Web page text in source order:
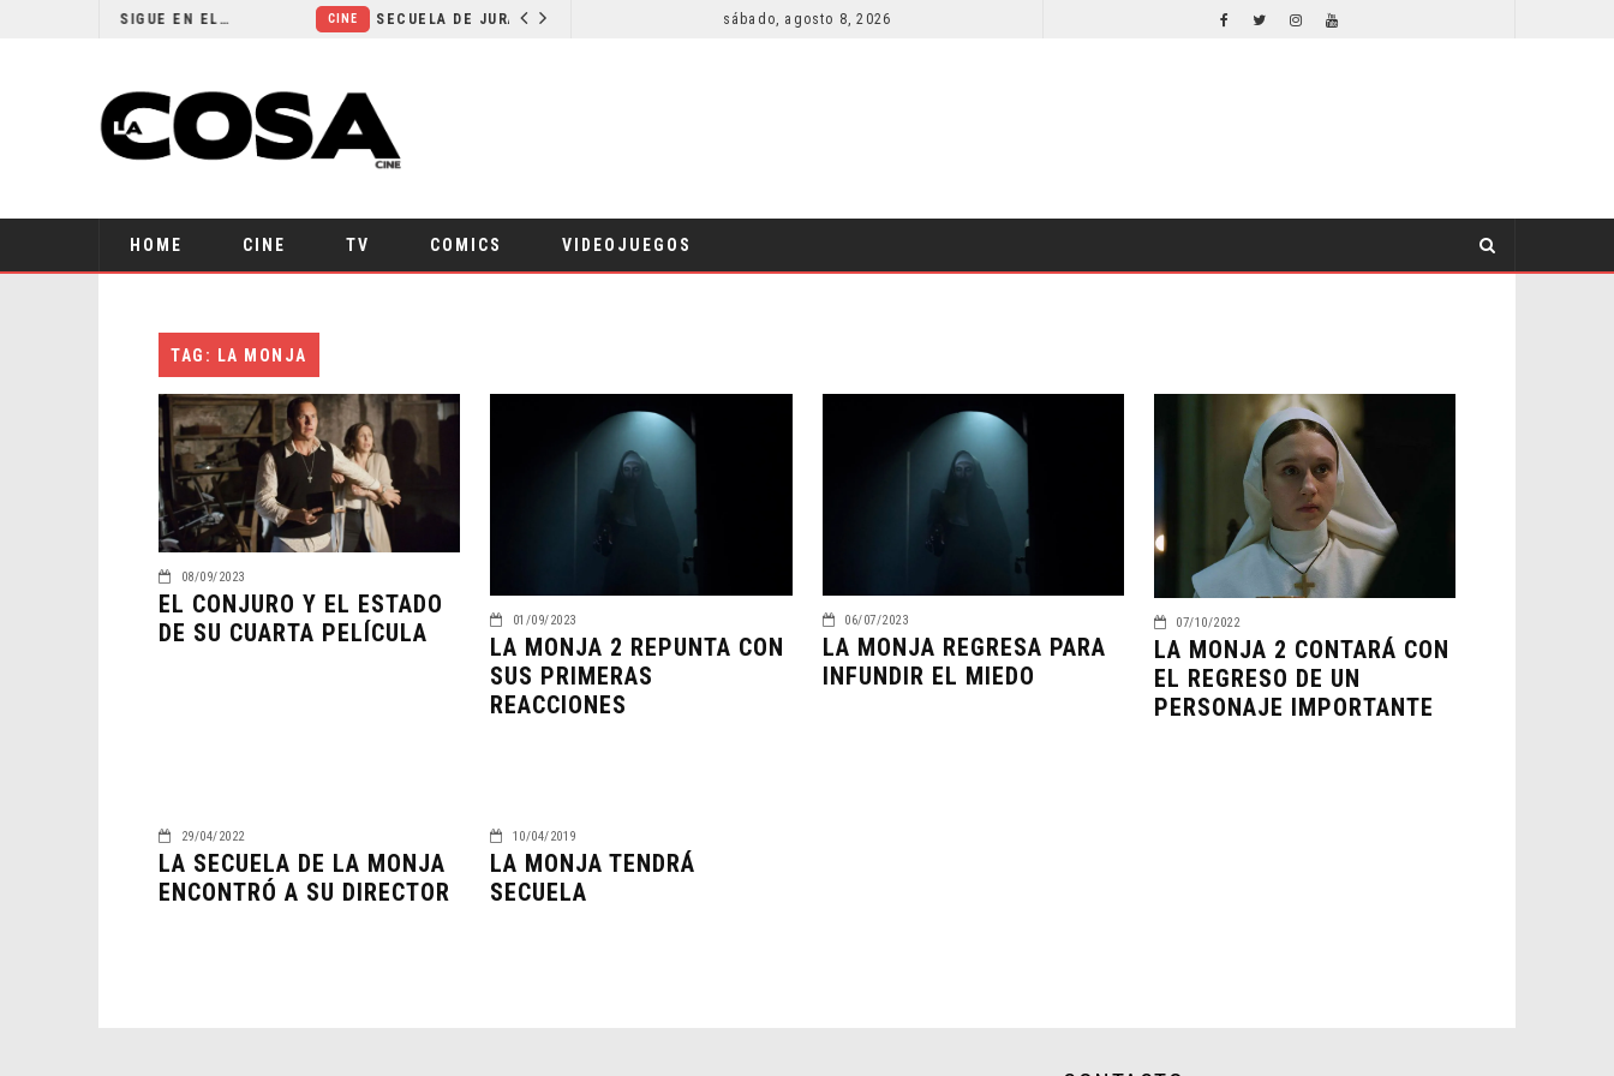
¿POR QUÉ FREE GUY 2 SIGUE EN EL LIMBO? sábado, agosto 8, 2026
HOME CINE TV COMICS VIDEOJUEGOS
TAG: LA MONJA
08/09/2023
EL CONJURO Y EL ESTADO
DE SU CUARTA PELÍCULA
01/09/2023
LA MONJA 2 REPUNTA CON
SUS PRIMERAS
REACCIONES
06/07/2023
LA MONJA REGRESA PARA
INFUNDIR EL MIEDO
07/10/2022
LA MONJA 2 CONTARÁ CON
EL REGRESO DE UN
PERSONAJE IMPORTANTE
29/04/2022
LA SECUELA DE LA MONJA
ENCONTRÓ A SU DIRECTOR
10/04/2019
LA MONJA TENDRÁ
SECUELA